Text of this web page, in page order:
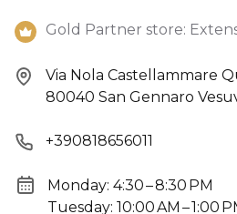
Gold Partner store:
Via Nola Castellammare
80040 San Gennaro
+390818656011
Monday: 4:30 – 8:30 PM
Tuesday: 10:00 AM – 1:00